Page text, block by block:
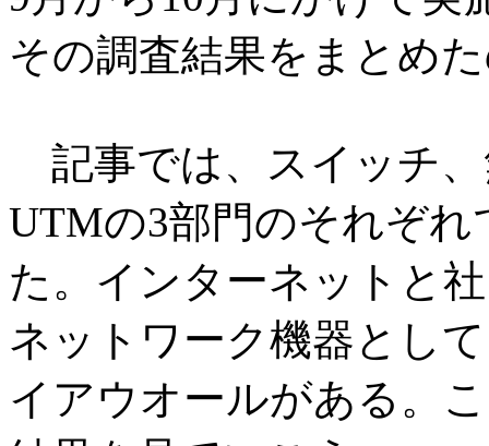
その調査結果をまとめ
記事では、スイッチ
UTMの3部門のそれぞ
た。インターネットと
ネットワーク機器とし
イアウオールがある。